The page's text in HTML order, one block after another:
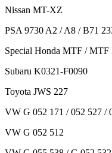
Nissan MT-XZ
PSA 9730 A2 / A8 / B71
Special Honda MTF / MTF
Subaru K0321-F0090
Toyota JWS 227
VW G 052 171 / 052 527 /
VW G 052 512